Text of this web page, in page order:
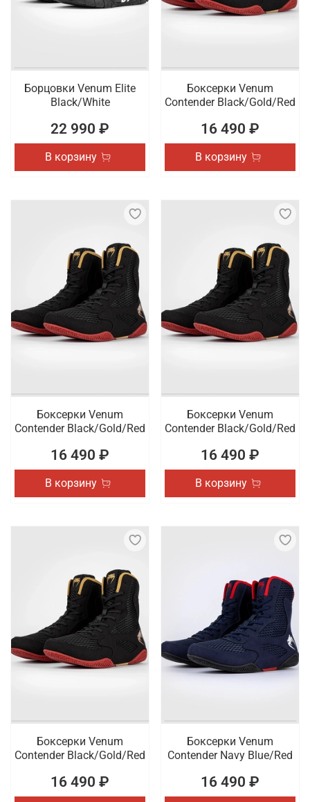
Борцовки Venum Elite
Black/White
22 990 ₽
В корзину
Боксерки Venum
Contender Black/Gold/Red
16 490 ₽
В корзину
Боксерки Venum
Contender Black/Gold/Red
16 490 ₽
В корзину
Боксерки Venum
Contender Black/Gold/Red
16 490 ₽
В корзину
Боксерки Venum
Contender Black/Gold/Red
16 490 ₽
Боксерки Venum
Contender Navy Blue/Red
16 490 ₽